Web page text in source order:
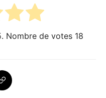
Nombre de votes 18